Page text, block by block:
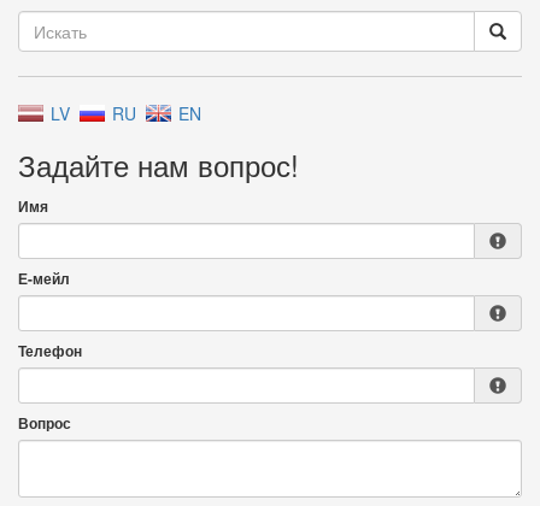
LV RU EN
Задайте нам вопрос!
Имя
Е-мейл
Телефон
Вопрос